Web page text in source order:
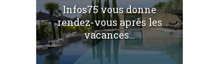
Infos75 vous donne
rendez-vous après les
vacances...